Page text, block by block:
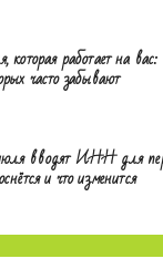
которая работает на
часто забывают
вводят ИНН для
и что изменится